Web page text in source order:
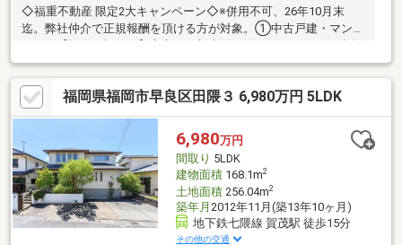
◇福重不動産 限定2大キャンペーン◇※併用不可、26年10月末
迄。弊社仲介で正規報酬を頂ける方が対象。①中古戸建・マンシ
の保証付！②新築戸建：太陽光システム（4Kw相当）無料贈呈！
年間約12万円の節電効果有！◆住宅ローンは弊社にお任せ！「勤
続年数が短い」「自己資金が不安」等の資金計画のお悩みも、銀
行毎の非公開情報を駆使し、最適な解決策をご提案します。他社
で断られた方も諦めず、まずはプロにご相談ください。全力で応
援します。
福岡県福岡市早良区田隈３ 6,980万円 5LDK
6,980万円
間取り 5LDK
建物面積168.1m2
土地面積256.04m2
築年月 2012年11月(築13年10ヶ月)
地下鉄七隈線 賀茂駅 徒歩15分
その他の交通